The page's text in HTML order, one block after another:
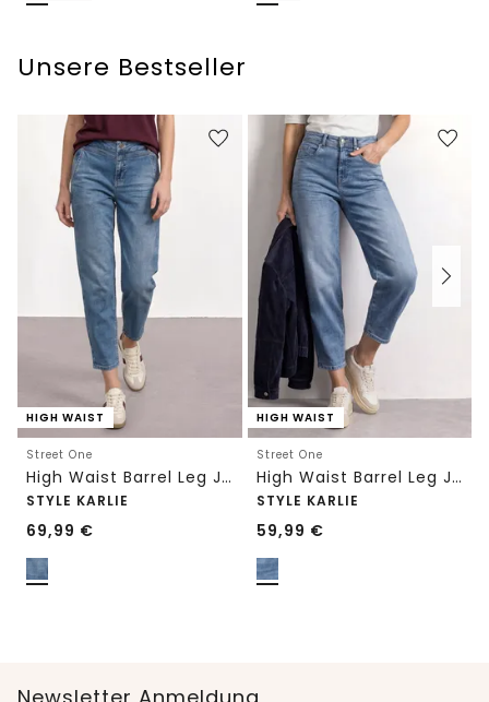
Unsere Bestseller
HIGH WAIST
Street One
High Waist Barrel Leg Jeans im Loose Fit
STYLE KARLIE
69,99 €
HIGH WAIST
Street One
High Waist Barrel Leg Jeans im Loose Fit
STYLE KARLIE
59,99 €